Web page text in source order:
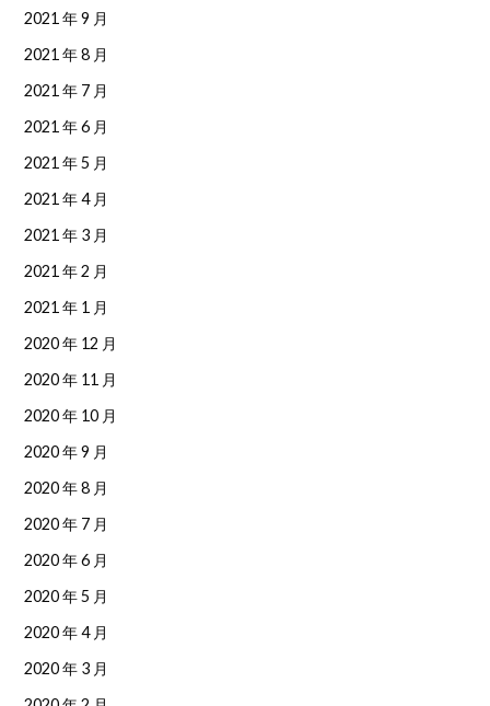
2021 年 9 月
2021 年 8 月
2021 年 7 月
2021 年 6 月
2021 年 5 月
2021 年 4 月
2021 年 3 月
2021 年 2 月
2021 年 1 月
2020 年 12 月
2020 年 11 月
2020 年 10 月
2020 年 9 月
2020 年 8 月
2020 年 7 月
2020 年 6 月
2020 年 5 月
2020 年 4 月
2020 年 3 月